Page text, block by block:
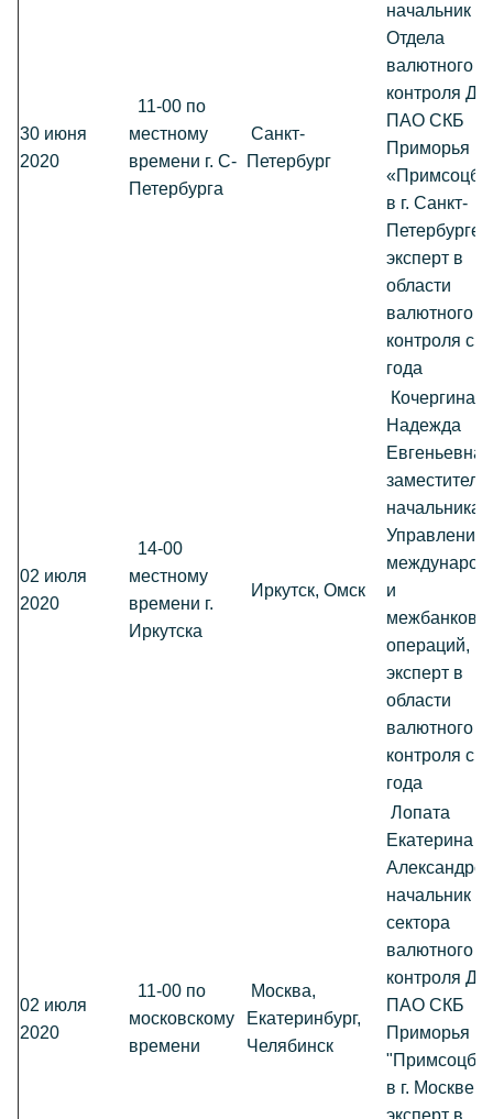
30 июня
2020
11-00 по
местному
времени г. С-
Петербурга
Санкт-
Петербург
начальник
Отдела
валютного
контроля ДО
ПАО СКБ
Приморья
в г. Санкт-
Петербурге,
эксперт в
области
валютного
контроля с
года
02 июля
2020
14-00
местному
времени г.
Иркутска
Иркутск, Омск
Кочергина
Надежда
Евгеньевна,
заместитель
начальника
Управления
и
операций,
эксперт в
области
валютного
контроля с
года
02 июля
2020
11-00 по
московскому
времени
Москва,
Екатеринбург,
Челябинск
Лопата
Екатерина
начальник
сектора
валютного
контроля ДО
ПАО СКБ
Приморья
в г. Москве,
эксперт в